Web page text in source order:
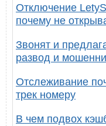
Отключение
почему не
Звонят и
развод и
Отслеживание
трек номеру
В чем подвох